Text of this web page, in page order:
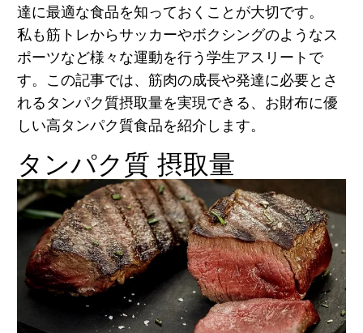
達に最適な食品を知っておくことが大切です。
私も筋トレからサッカーやボクシングのようなス
ポーツなど様々な運動を行う学生アスリートで
す。この記事では、筋肉の成長や発達に必要とさ
れるタンパク質摂取量を実現できる、お財布に優
しい高タンパク質食品を紹介します。
タンパク質 摂取量